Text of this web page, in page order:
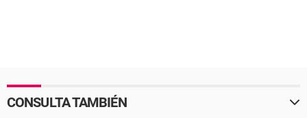
CONSULTA TAMBIÉN